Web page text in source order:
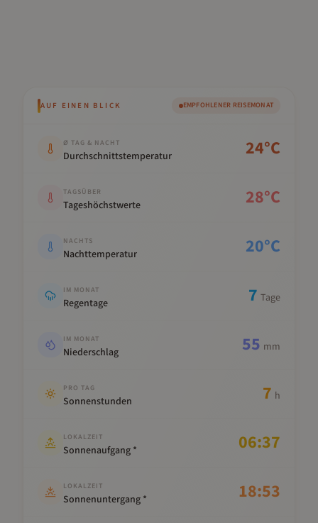
AUF EINEN BLICK EMPFOHLENER REISEMONAT
Ø TAG & NACHT
Durchschnittstemperatur 24°C
TAGSÜBER
Tageshöchstwerte 28°C
NACHTS
Nachttemperatur 20°C
IM MONAT
Regentage 7 Tage
IM MONAT
Niederschlag 55 mm
PRO TAG
Sonnenstunden 7 h
LOKALZEIT
Sonnenaufgang * 06:37
LOKALZEIT
Sonnenuntergang * 18:53